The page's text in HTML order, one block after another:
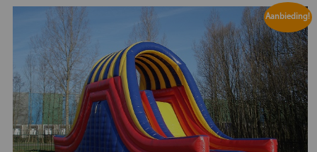
Aanbieding!